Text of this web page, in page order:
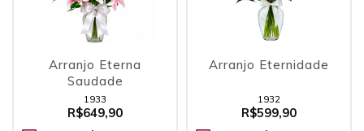
Arranjo Eterna
Saudade
1933
R$649,90
Arranjo Eternidade
1932
R$599,90